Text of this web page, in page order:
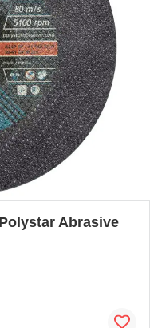
Abrasive